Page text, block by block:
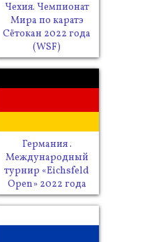
Чехия. Чемпионат
Мира по каратэ
Сётокан 2022 года
(WSF)
Германия .
Международный
турнир «Eichsfeld
Open» 2022 года